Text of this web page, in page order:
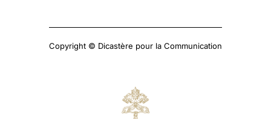
Copyright © Dicastère pour la Communication